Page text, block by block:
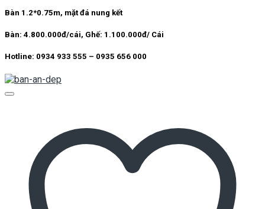
Bàn 1.2*0.75m, mặt đá nung kết
Bàn: 4.800.000đ/cái, Ghế: 1.100.000đ/ Cái
Hotline: 0934 933 555 – 0935 656 000